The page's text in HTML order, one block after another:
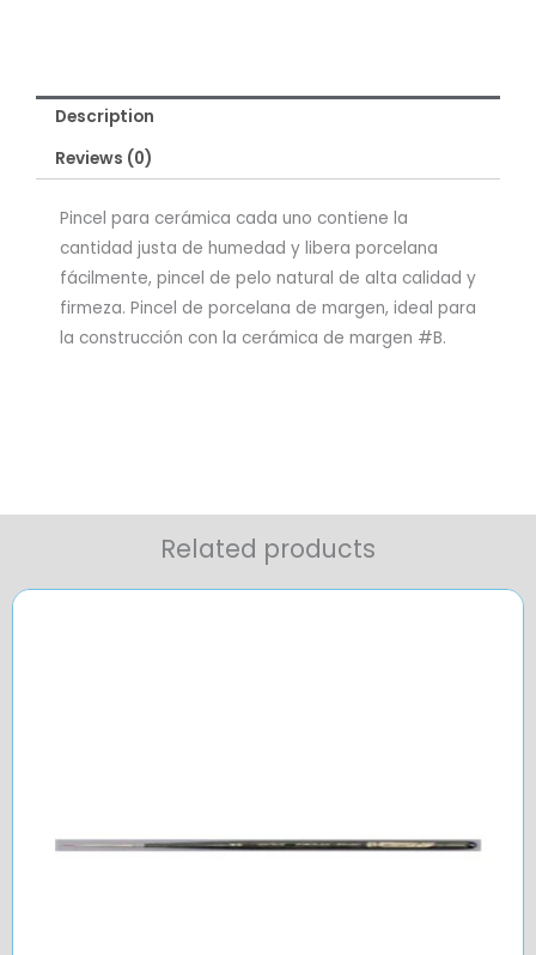
Description
Reviews (0)
Pincel para cerámica cada uno contiene la
cantidad justa de humedad y libera porcelana
fácilmente, pincel de pelo natural de alta calidad y
firmeza. Pincel de porcelana de margen, ideal para
la construcción con la cerámica de margen #B.
Related products